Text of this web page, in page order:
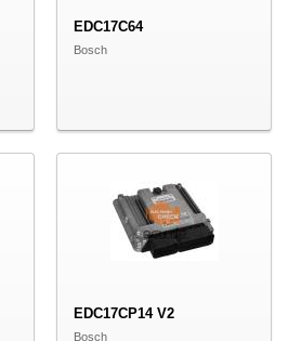
EDC17C64
Bosch
EDC17CP14 V2
Bosch